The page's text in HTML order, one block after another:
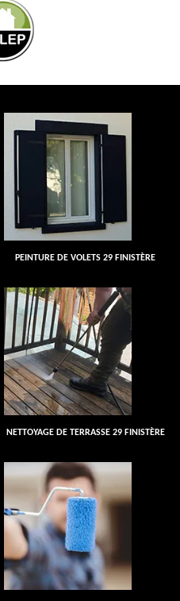
PEINTURE DE VOLETS 29 FINISTÈRE
NETTOYAGE DE TERRASSE 29 FINISTÈRE